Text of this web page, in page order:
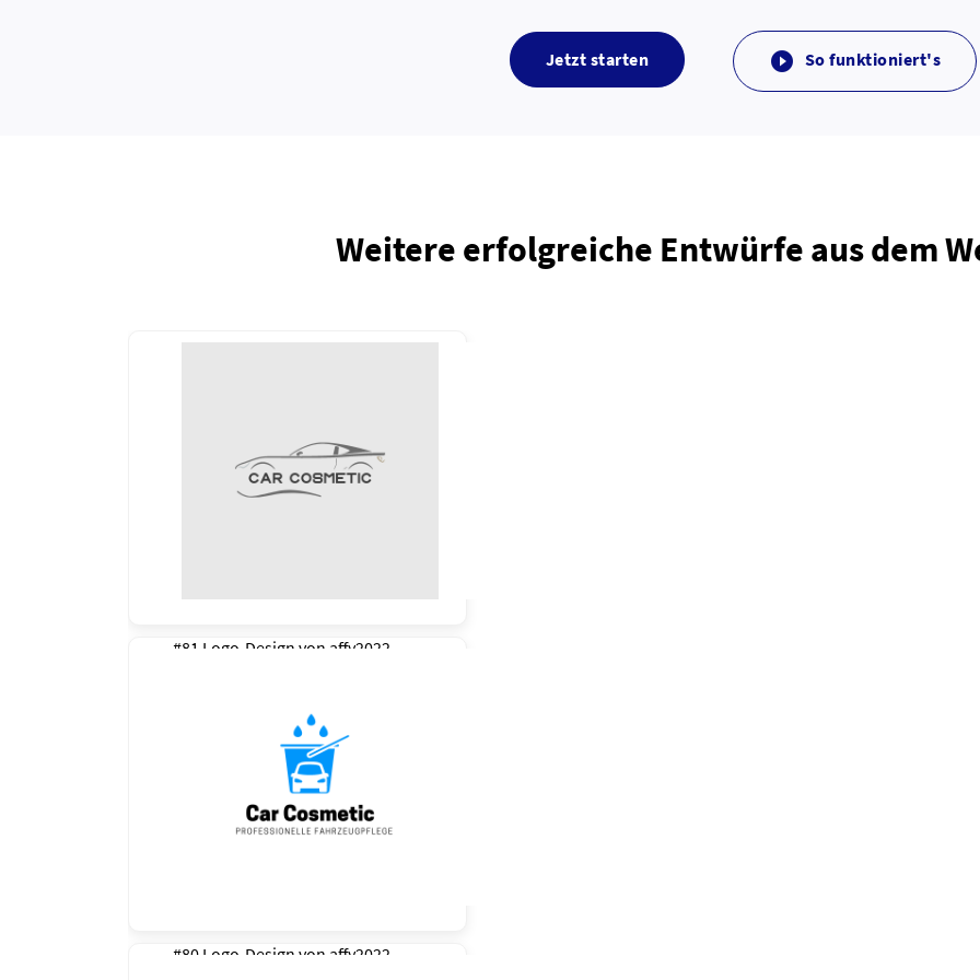
Jetzt starten  So funktioniert's
Weitere erfolgreiche Entwürfe aus dem
#81 Logo-Design von affy2022
#80 Logo-Design von affy2022